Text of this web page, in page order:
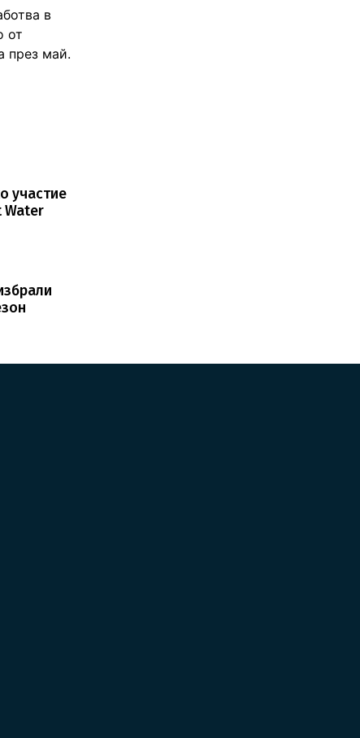
в
от
през май.
участие
Water